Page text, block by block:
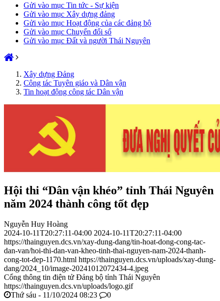
Gửi vào mục Tin tức - Sự kiện
Gửi vào mục Xây dựng đảng
Gửi vào mục Hoạt động của các đảng bộ
Gửi vào mục Chuyển đổi số
Gửi vào mục Đất và người Thái Nguyên
Xây dựng Đảng
Công tác Tuyên giáo và Dân vận
Tin hoạt động công tác Dân vận
Hội thi “Dân vận khéo” tỉnh Thái Nguyên
năm 2024 thành công tốt đẹp
Nguyễn Huy Hoàng
2024-10-11T20:27:11-04:00 2024-10-11T20:27:11-04:00
https://thainguyen.dcs.vn/xay-dung-dang/tin-hoat-dong-cong-tac-
dan-van/hoi-thi-dan-van-kheo-tinh-thai-nguyen-nam-2024-thanh-
cong-tot-dep-1170.html https://thainguyen.dcs.vn/uploads/xay-dung-
dang/2024_10/image-20241012072434-4.jpeg
Cổng thông tin điện tử Đảng bộ tỉnh Thái Nguyên
https://thainguyen.dcs.vn/uploads/logo.gif
Thứ sáu - 11/10/2024 08:23
0